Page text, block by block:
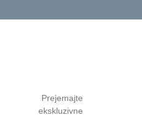
Prejemajte
ekskluzivne